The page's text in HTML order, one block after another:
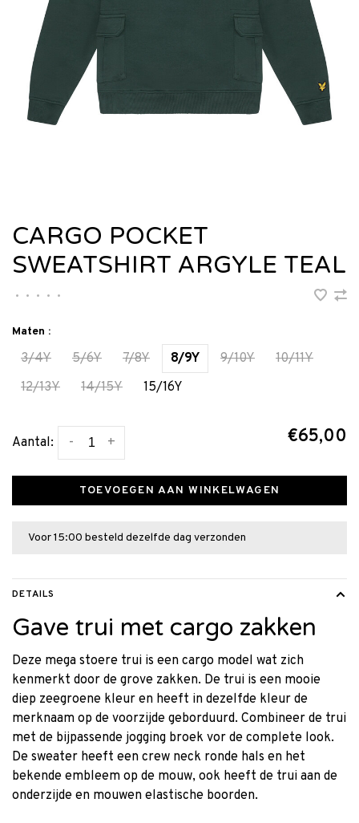
CARGO POCKET
SWEATSHIRT ARGYLE TEAL
• • • • •
Maten :
3/4Y 5/6Y 7/8Y 8/9Y 9/10Y
10/11Y
12/13Y
14/15Y 15/16Y
Aantal: +
- €65,00
TOEVOEGEN AAN WINKELWAGEN
Voor 15:00 besteld dezelfde dag verzonden
DETAILS
Gave trui met cargo zakken
Deze mega stoere trui is een cargo model wat zich
kenmerkt door de grove zakken. De trui is een mooie
diep zeegroene kleur en heeft in dezelfde kleur de
merknaam op de voorzijde geborduurd. Combineer de trui
met de bijpassende jogging broek vor de complete look.
De sweater heeft een crew neck ronde hals en het
bekende embleem op de mouw, ook heeft de trui aan de
onderzijde en mouwen elastische boorden.